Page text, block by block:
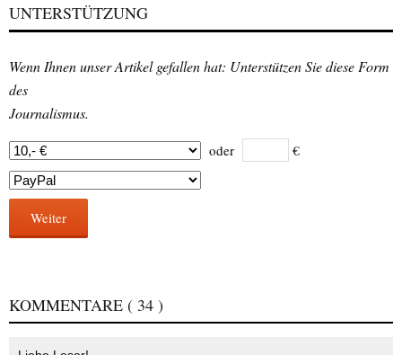
UNTERSTÜTZUNG
Wenn Ihnen unser Artikel gefallen hat: Unterstützen Sie diese Form
des
Journalismus.
oder €
Weiter
KOMMENTARE ( 34 )